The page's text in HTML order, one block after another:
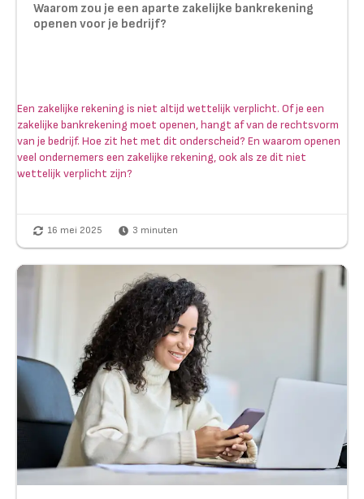
Waarom zou je een aparte zakelijke bankrekening
openen voor je bedrijf?
Een zakelijke rekening is niet altijd wettelijk verplicht. Of je een
zakelijke bankrekening moet openen, hangt af van de rechtsvorm
van je bedrijf. Hoe zit het met dit onderscheid? En waarom openen
veel ondernemers een zakelijke rekening, ook als ze dit niet
wettelijk verplicht zijn?
16 mei 2025 3 minuten